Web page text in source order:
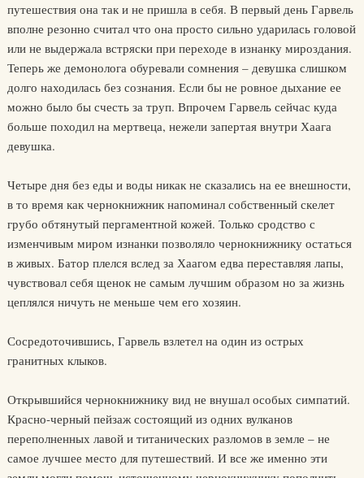
путешествия она так и не пришла в себя. В первый день Гарвель
вполне резонно считал что она просто сильно ударилась головой
или не выдержала встряски при переходе в изнанку мироздания.
Теперь же демонолога обуревали сомнения – девушка слишком
долго находилась без сознания. Если бы не ровное дыхание ее
можно было бы счесть за труп. Впрочем Гарвель сейчас куда
больше походил на мертвеца, нежели запертая внутри Хаага
девушка.
Четыре дня без еды и воды никак не сказались на ее внешности,
в то время как чернокнижник напоминал собственный скелет
грубо обтянутый пергаментной кожей. Только сродство с
изменчивым миром изнанки позволяло чернокнижнику остаться
в живых. Батор плелся вслед за Хаагом едва переставляя лапы,
чувствовал себя щенок не самым лучшим образом но за жизнь
цеплялся ничуть не меньше чем его хозяин.
Сосредоточившись, Гарвель взлетел на один из острых
гранитных клыков.
Открывшийся чернокнижнику вид не внушал особых симпатий.
Красно-черный пейзаж состоящий из одних вулканов
переполненных лавой и титанических разломов в земле – не
самое лучшее место для путешествий. И все же именно эти